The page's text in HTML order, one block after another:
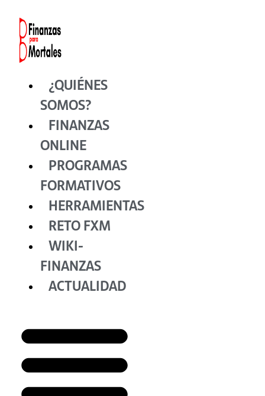
contenido
¿QUIÉNES
SOMOS?
FINANZAS
ONLINE
PROGRAMAS
FORMATIVOS
HERRAMIENTAS
RETO FXM
WIKI-
FINANZAS
ACTUALIDAD